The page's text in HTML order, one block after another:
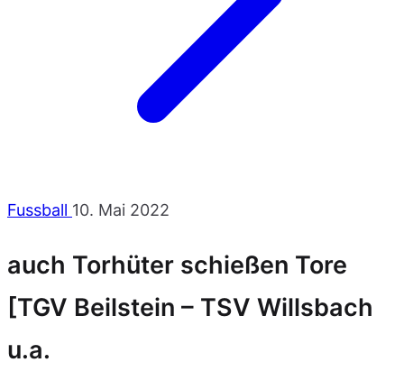
Fussball 10. Mai 2022
auch Torhüter schießen Tore
[TGV Beilstein – TSV Willsbach
u.a.